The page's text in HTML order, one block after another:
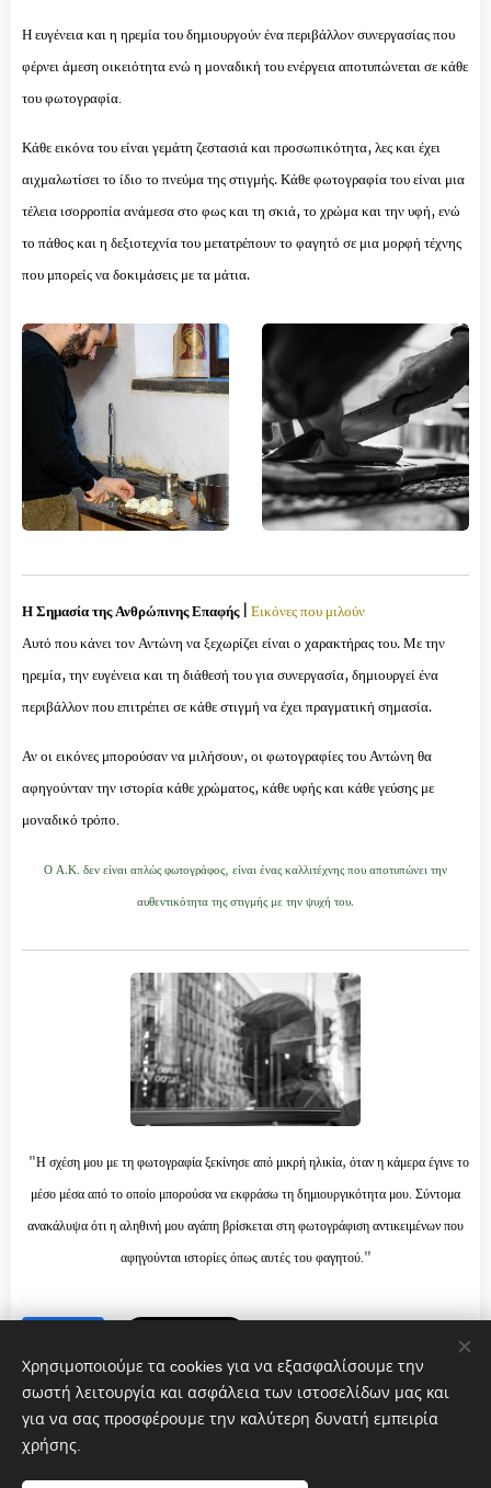
Η ευγένεια και η ηρεμία του δημιουργούν ένα περιβάλλον συνεργασίας που
φέρνει άμεση οικειότητα ενώ η μοναδική του ενέργεια αποτυπώνεται σε κάθε
του φωτογραφία.
Κάθε εικόνα του είναι γεμάτη ζεστασιά και προσωπικότητα, λες και έχει
αιχμαλωτίσει το ίδιο το πνεύμα της στιγμής. Κάθε φωτογραφία του είναι μια
τέλεια ισορροπία ανάμεσα στο φως και τη σκιά, το χρώμα και την υφή, ενώ
το πάθος και η δεξιοτεχνία του μετατρέπουν το φαγητό σε μια μορφή τέχνης
που μπορείς να δοκιμάσεις με τα μάτια.
Η Σημασία της Ανθρώπινης Επαφής | Εικόνες που μιλούν
Αυτό που κάνει τον Αντώνη να ξεχωρίζει είναι ο χαρακτήρας του. Με την
ηρεμία, την ευγένεια και τη διάθεσή του για συνεργασία, δημιουργεί ένα
περιβάλλον που επιτρέπει σε κάθε στιγμή να έχει πραγματική σημασία.
Αν οι εικόνες μπορούσαν να μιλήσουν, οι φωτογραφίες του Αντώνη θα
αφηγούνταν την ιστορία κάθε χρώματος, κάθε υφής και κάθε γεύσης με
μοναδικό τρόπο.
Ο Α.Κ. δεν είναι απλώς φωτογράφος, είναι ένας καλλιτέχνης που αποτυπώνει την
αυθεντικότητα της στιγμής με την ψυχή του.
"Η σχέση μου με τη φωτογραφία ξεκίνησε από μικρή ηλικία, όταν η κάμερα έγινε το
μέσο μέσα από το οποίο μπορούσα να εκφράσω τη δημιουργικότητα μου. Σύντομα
ανακάλυψα ότι η αληθινή μου αγάπη βρίσκεται στη φωτογράφιση αντικειμένων που
αφηγούνται ιστορίες όπως αυτές του φαγητού."
Χρησιμοποιούμε τα cookies για να εξασφαλίσουμε την
σωστή λειτουργία και ασφάλεια των ιστοσελίδων μας και
για να σας προσφέρουμε την καλύτερη δυνατή εμπειρία
χρήσης.